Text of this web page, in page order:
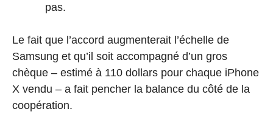
pas.
Le fait que l’accord augmenterait l’échelle de
Samsung et qu’il soit accompagné d’un gros
chèque – estimé à 110 dollars pour chaque iPhone
X vendu – a fait pencher la balance du côté de la
coopération.